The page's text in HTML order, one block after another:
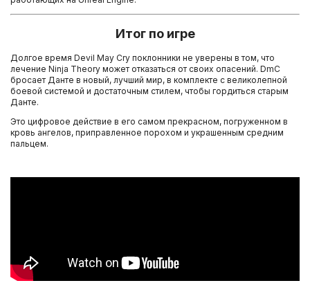
Итог по игре
Долгое время Devil May Cry поклонники не уверены в том, что
лечение Ninja Theory может отказаться от своих опасений. DmC
бросает Данте в новый, лучший мир, в комплекте с великолепной
боевой системой и достаточным стилем, чтобы гордиться старым
Данте.
Это цифровое действие в его самом прекрасном, погруженном в
кровь ангелов, приправленное порохом и украшенным средним
пальцем.